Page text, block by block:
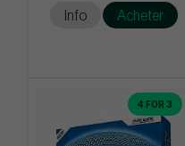
Info Acheter
4 FOR 3